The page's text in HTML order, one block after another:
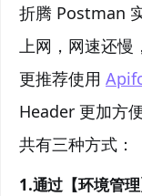
折腾 Postman
上网，网速还
更推荐使用
Header 更加方
共有三种方式：
1.通过【环境管